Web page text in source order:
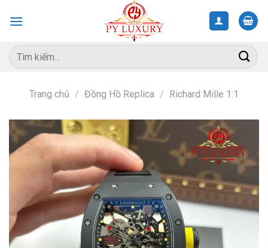
Tìm
kiếm:
Trang chủ / Đồng Hồ Replica / Richard Mille 1:1